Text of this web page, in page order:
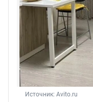
Источник: Avito.ru